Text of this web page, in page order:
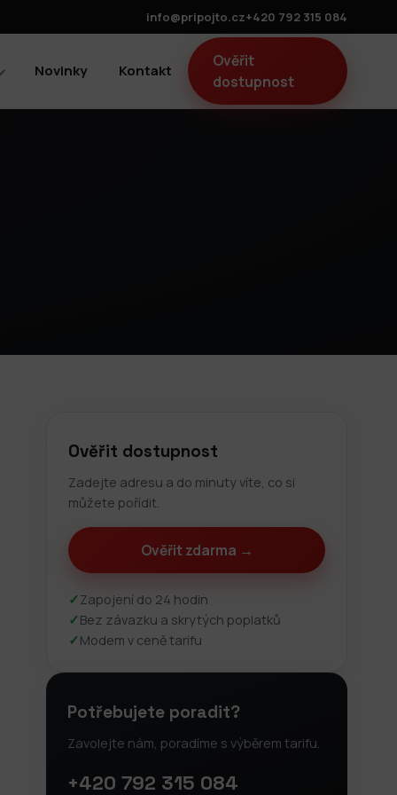
info@pripojto.cz+420 792 315 084
Novinky Kontakt
Ověřit
dostupnost
Ověřit dostupnost
Zadejte adresu a do minuty víte, co si
můžete pořídit.
Ověřit zdarma →
✓Zapojení do 24 hodin
✓Bez závazku a skrytých poplatků
✓Modem v ceně tarifu
Potřebujete poradit?
Zavolejte nám, poradíme s výběrem tarifu.
+420 792 315 084